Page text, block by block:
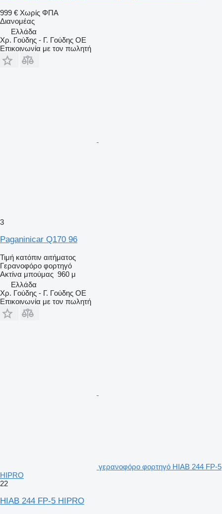
999 € Χωρίς ΦΠΑ
Διανομέας
Ελλάδα
Χρ. Γούδης - Γ. Γούδης ΟΕ
Επικοινωνία με τον πωλητή
3
Paganinicar Q170 96
Τιμή κατόπιν αιτήματος
Γερανοφόρο φορτηγό
Ακτίνα μπούμας 960 μ
Ελλάδα
Χρ. Γούδης - Γ. Γούδης ΟΕ
Επικοινωνία με τον πωλητή
γερανοφόρο φορτηγό HIAB 244 FP-5
HIPRO
22
HIAB 244 FP-5 HIPRO